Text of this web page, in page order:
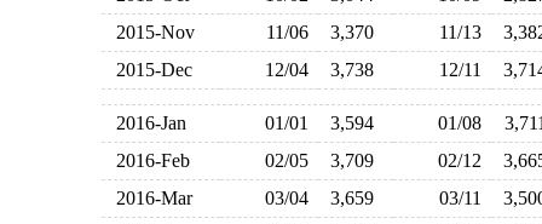
2015-Nov
11/06 3,370 11/13
2015-Dec
12/04 3,738 12/11
2016-Jan 01/01 3,594 01/08
2016-Feb
02/05 3,709 02/12
2016-Mar
03/04 3,659 03/11